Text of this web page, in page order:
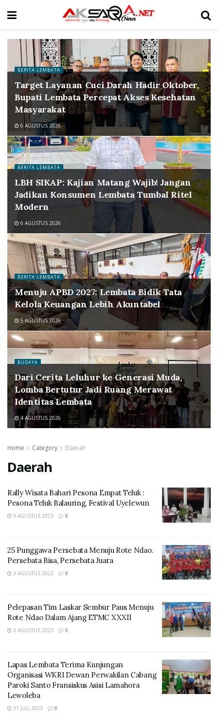
BERITA LEMBATA
Target Layanan Cuci Darah Hadir Oktober,
Bupati Lembata Percepat Akses Kesehatan
Masyarakat
6 AGUSTUS 2026
BERITA LEMBATA
LBH SIKAP: Kajian Matang Wajib! Jangan
Jadikan Konsumen Lembata Tumbal Ritel
Modern
6 AGUSTUS 2026
BERITA LEMBATA
Menuju APBD 2027: Lembata Bidik Tata
Kelola Keuangan Lebih Akuntabel
5 AGUSTUS 2026
BUDAYA
Dari Cerita Leluhur ke Generasi Muda,
Lomba Bertutur Jadi Ruang Merawat
Identitas Lembata
4 AGUSTUS 2026
Home Category Daerah
Daerah
Rally Wisata Bahari Pesona Empat Teluk :
Pesona Teluk Balauring, Festival Uyelewun
9 AGUSTUS 2023 0
25 Punggawa Persebata Menuju Rote Ndao.
Persebata Bisa, Persebata Juara
3 AGUSTUS 2023 0
Pelepasan Tim Laskar Sembur Paus Menuju
Rote Ndao Dalam Ajang ETMC XXXII
3 AGUSTUS 2023 0
Lapas Lembata Terima Kunjungan
Organisasi WKRI Dewan Perwakilan Cabang
Paroki Santo Fransiskus Asisi Lamahora
Lewoleba
31 JULI 2023 0